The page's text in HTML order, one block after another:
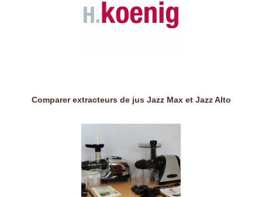
Comparer extracteurs de jus Jazz Max et Jazz Alto